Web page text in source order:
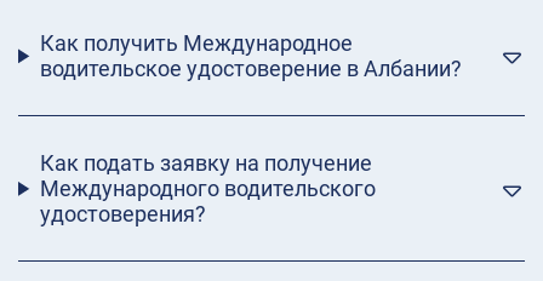
Как получить Международное
водительское удостоверение в Албании?
Как подать заявку на получение
Международного водительского
удостоверения?